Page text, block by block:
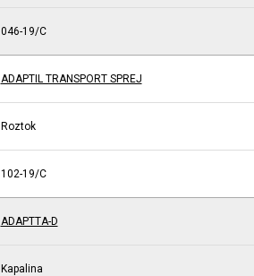
046-19/C
ADAPTIL TRANSPORT SPREJ
Roztok
102-19/C
ADAPTTA-D
Kapalina